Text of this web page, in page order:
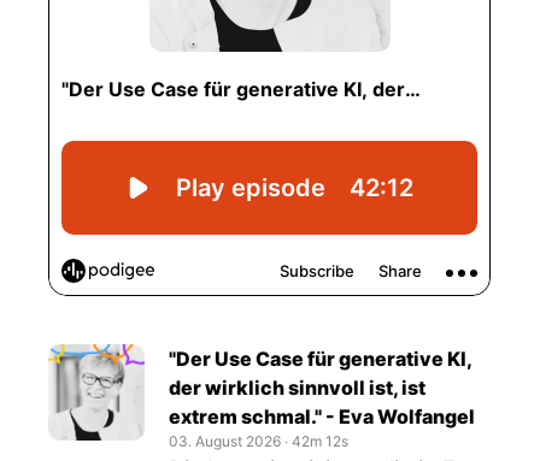
"Der Use Case für generative KI,
der wirklich sinnvoll ist, ist
extrem schmal." - Eva Wolfangel
03. August 2026 ‧ 42m 12s